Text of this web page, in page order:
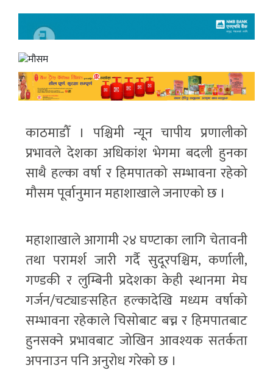
काठमाडौँ । पश्चिमी न्यून चापीय प्रणालीको
प्रभावले देशका अधिकांश भेगमा बदली हुनका
साथै हल्का वर्षा र हिमपातको सम्भावना रहेको
मौसम पूर्वानुमान महाशाखाले जनाएको छ ।
महाशाखाले आगामी २४ घण्टाका लागि चेतावनी
तथा परामर्श जारी गर्दै सुदूरपश्चिम, कर्णाली,
गण्डकी र लुम्बिनी प्रदेशका केही स्थानमा मेघ
गर्जन/चट्याङसहित हल्कादेखि मध्यम वर्षाको
सम्भावना रहेकाले चिसोबाट बच्न र हिमपातबाट
हुनसक्ने प्रभावबाट जोखिन आवश्यक सतर्कता
अपनाउन पनि अनुरोध गरेको छ ।